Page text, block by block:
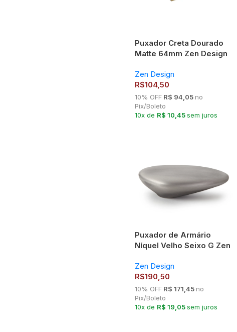
Puxador Creta Dourado
Matte 64mm Zen Design
Zen Design
R$104,50
10% OFFR$ 94,05 no
Pix/Boleto
10x de R$ 10,45sem juros
Puxador de Armário
Níquel Velho Seixo G Zen
Zen Design
R$190,50
10% OFFR$ 171,45 no
Pix/Boleto
10x de R$ 19,05sem juros